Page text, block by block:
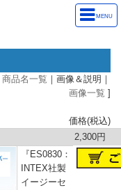
MENU
商品名一覧 ｜画像＆説明｜
画像一覧 ]
価格(税込)
2,300円
『ES0830：
INTEX社製
イージーセ